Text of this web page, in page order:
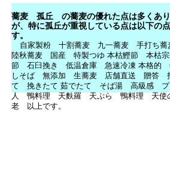
蕎麦 孤丘 の蕎麦の優れた点は多くあ
が、特に孤丘が重視している点は以下の
す。
自家製粉 十割蕎麦 九一蕎麦 手打ち
陸秋蕎麦 国産 特製つゆ 本枯鰹節 本枯宗
節 石臼挽き 低温倉庫 急速冷凍 本格的
しそば 無添加 生蕎麦 店舗直送 贈答
て 挽きたて 茹でたて そば湯 高級感 プ
人 鴨料理 天麩羅 天ぷら 鴨料理 天使
老 以上です。